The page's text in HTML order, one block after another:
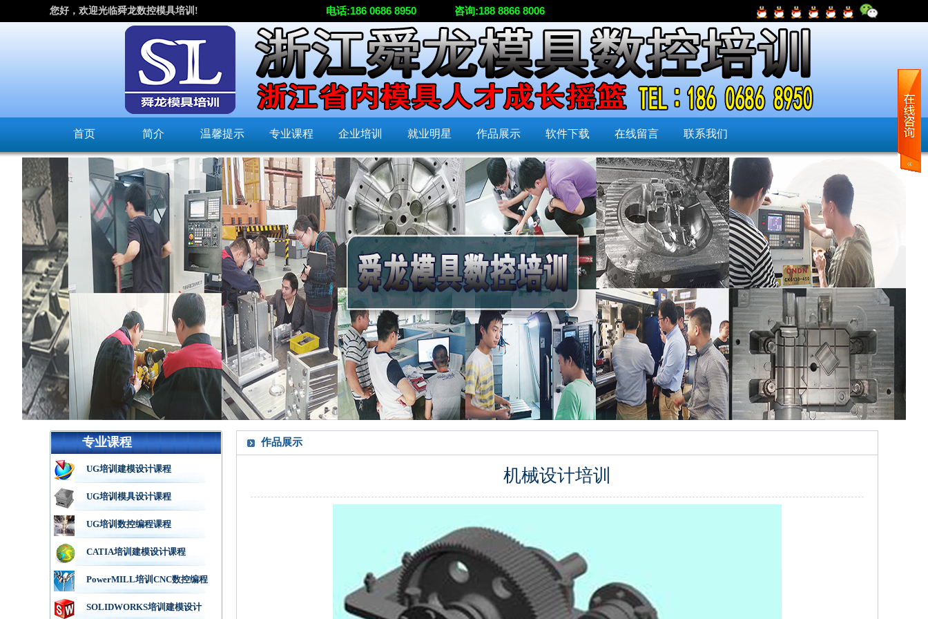
您好，欢迎光临舜龙数控模具培训! 电话:186 0686 8950 咨询:188 8866 8006
首页 简介 温馨提示 专业课程 企业培训 就业明星 作品展示 软件下载 在线留言 联系我们
专业课程
UG培训建模设计课程
UG培训模具设计课程
UG培训数控编程课程
CATIA培训建模设计课程
PowerMILL培训CNC数控编程
SOLIDWORKS培训建模设计
作品展示
机械设计培训